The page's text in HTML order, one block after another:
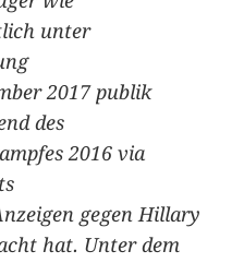
unter
2017 publik
des
2016 via
gegen Hillary
hat. Unter dem